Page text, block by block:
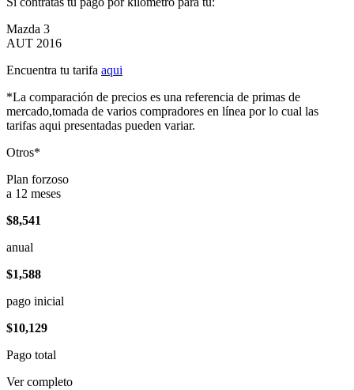
Mazda 3
AUT 2016
Encuentra tu tarifa aqui
*La comparación de precios es una referencia de primas de
mercado,tomada de varios compradores en línea por lo cual las
tarifas aqui presentadas pueden variar.
Otros*
Plan forzoso
a 12 meses
$8,541
anual
$1,588
pago inicial
$10,129
Pago total
Ver completo